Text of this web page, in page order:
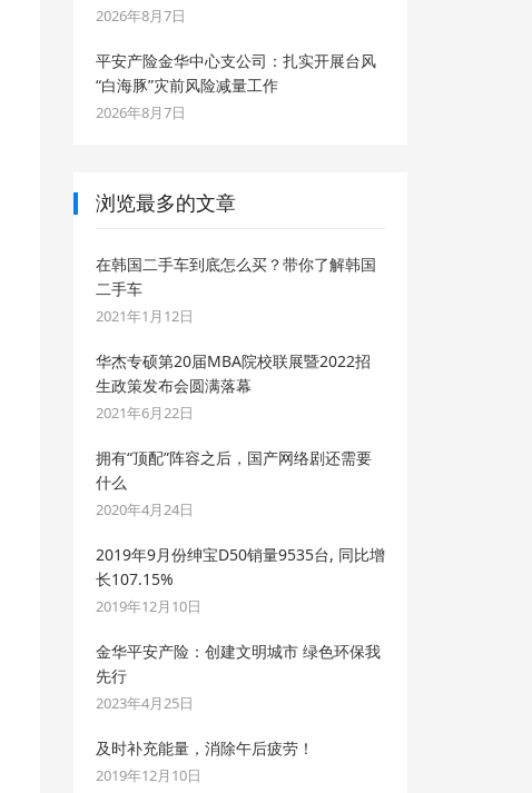
2026年8月7日
平安产险金华中心支公司：扎实开展台风
“白海豚”灾前风险减量工作
2026年8月7日
浏览最多的文章
在韩国二手车到底怎么买？带你了解韩国
二手车
2021年1月12日
华杰专硕第20届MBA院校联展暨2022招
生政策发布会圆满落幕
2021年6月22日
拥有“顶配”阵容之后，国产网络剧还需要
什么
2020年4月24日
2019年9月份绅宝D50销量9535台, 同比增
长107.15%
2019年12月10日
金华平安产险：创建文明城市 绿色环保我
先行
2023年4月25日
及时补充能量，消除午后疲劳！
2019年12月10日